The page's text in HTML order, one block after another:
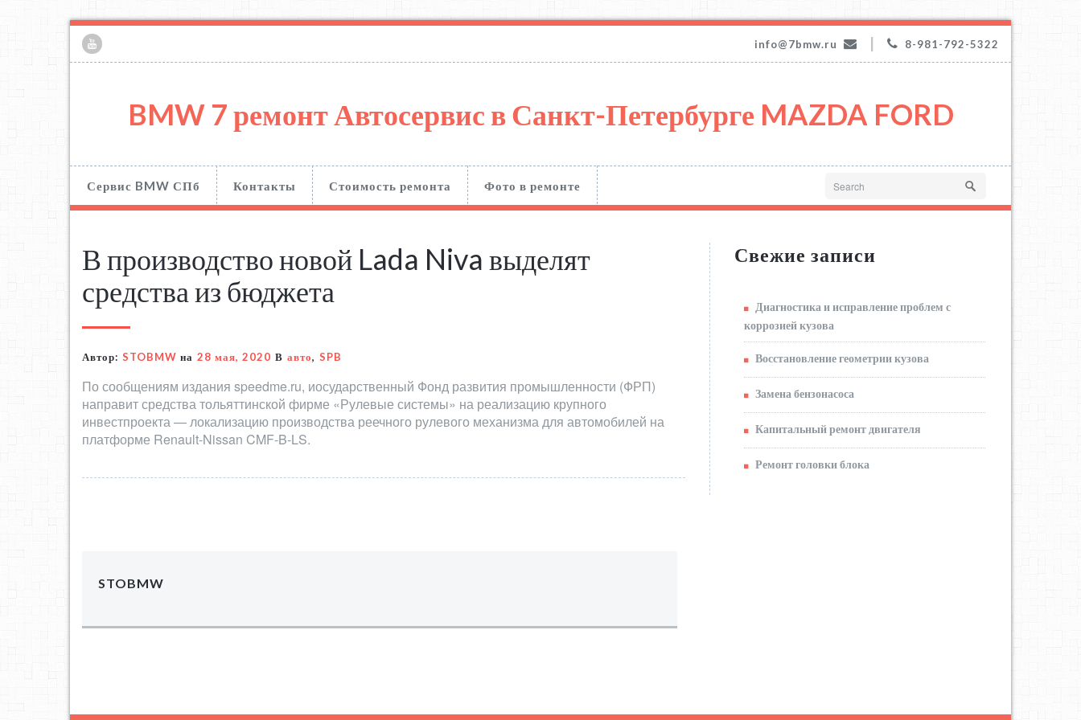
info@7bmw.ru 8-981-792-5322
BMW 7 ремонт Автосервис в Санкт-Петербурге MAZDA FORD
Сервис BMW СПб Контакты Стоимость ремонта Фото в ремонте
В производство новой Lada Niva выделят
средства из бюджета
Автор: STOBMW на 28 мая, 2020 В авто, SPB
По сообщениям издания speedme.ru, иосударственный Фонд развития промышленности (ФРП)
направит средства тольяттинской фирме «Рулевые системы» на реализацию крупного
инвестпроекта — локализацию производства реечного рулевого механизма для автомобилей на
платформе Renault-Nissan CMF-B-LS.
STOBMW
Свежие записи
Диагностика и исправление проблем с
коррозией кузова
Восстановление геометрии кузова
Замена бензонасоса
Капитальный ремонт двигателя
Ремонт головки блока